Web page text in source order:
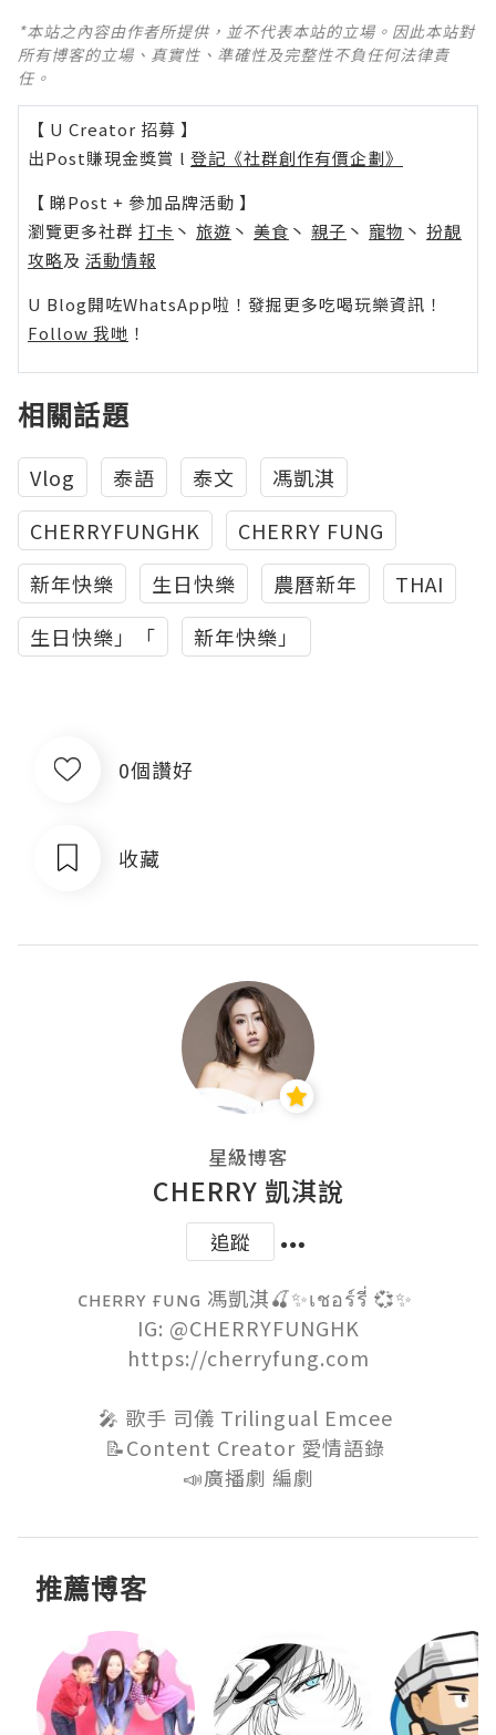
*本站之內容由作者所提供，並不代表本站的立場。因此本站對
所有博客的立場、真實性、準確性及完整性不負任何法律責
任。
【 U Creator 招募 】
出Post賺現金獎賞 l 登記《社群創作有價企劃》
【 睇Post + 參加品牌活動 】
瀏覽更多社群 打卡 丶 旅遊 丶 美食 丶 親子 丶 寵物 丶 扮靚
攻略及 活動情報
U Blog開咗WhatsApp啦！發掘更多吃喝玩樂資訊！
Follow 我哋 ！
相關話題
Vlog 泰語 泰文
馮凱淇
CHERRYFUNGHK
CHERRY FUNG
新年快樂
生日快樂 農曆新年
THAI
生日快樂」「
新年快樂」
0個讚好
收藏
星級博客
CHERRY 凱淇說
追蹤
ᴄʜᴇʀʀʏ ғᴜɴɢ 馮凱淇🍒✨เชอร์รี่ 💞✨
IG: @CHERRYFUNGHK
https://cherryfung.com
🎤 歌手 司儀 Trilingual Emcee
📝Content Creator 愛情語錄
📣廣播劇 編劇
推薦博客